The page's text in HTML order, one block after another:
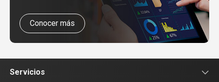
Conocer más
Servicios